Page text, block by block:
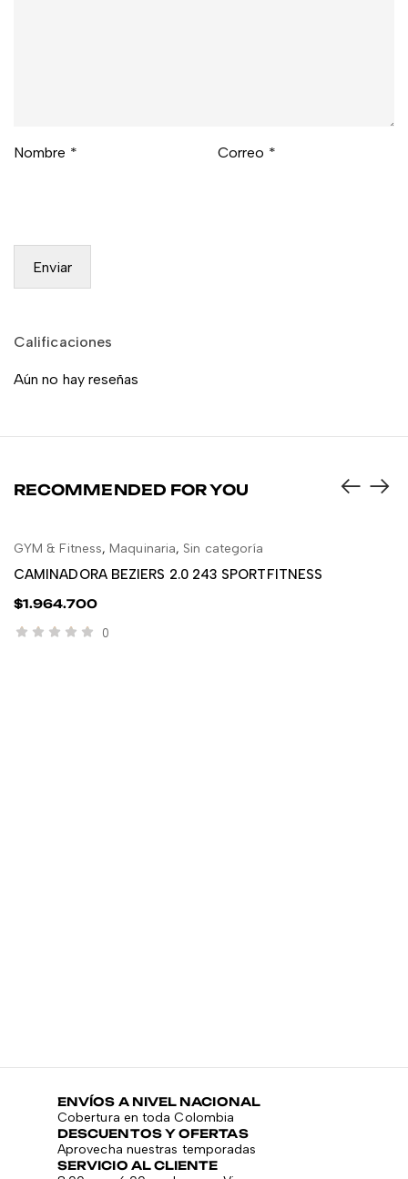
Nombre * Correo *
Calificaciones
Aún no hay reseñas
RECOMMENDED FOR YOU
AÑADIR AL CARRITO
GYM & Fitness,Maquinaria, Sin categoría
CAMINADORA BEZIERS 2.0 243 SPORTFITNESS
$1.964.700
0
ENVÍOS A NIVEL NACIONAL
Cobertura en toda Colombia
DESCUENTOS Y OFERTAS
Aprovecha nuestras temporadas
SERVICIO AL CLIENTE